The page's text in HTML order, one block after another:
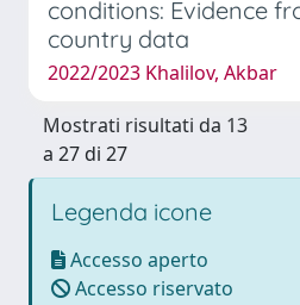
conditions: Evidence
country data
2022/2023 Khalilov, Akbar
Mostrati risultati da 13
a 27 di 27
Legenda icone
Accesso aperto
Accesso riservato